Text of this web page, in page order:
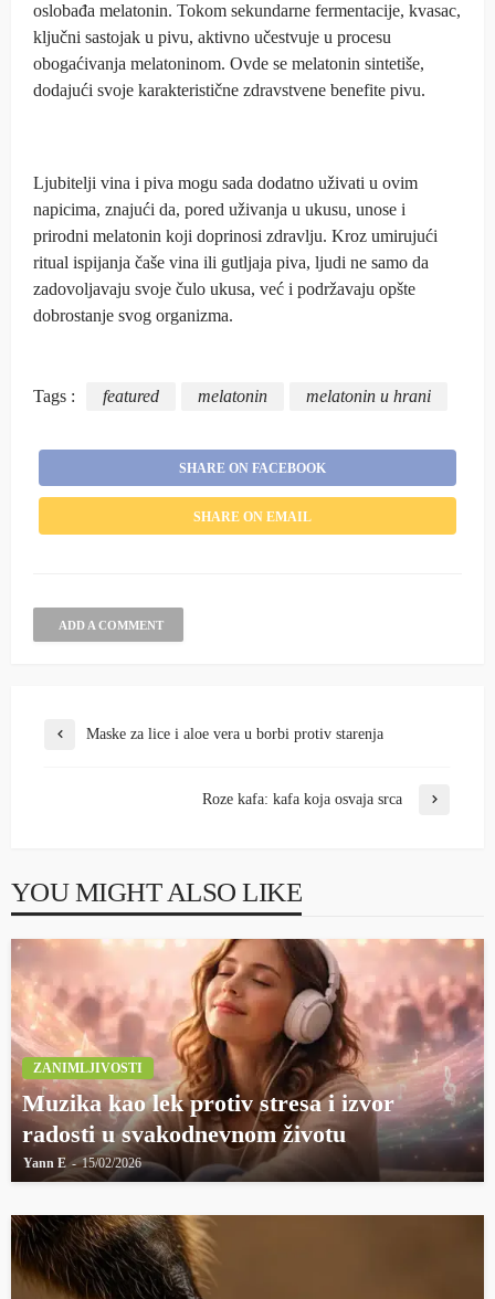
oslobađa melatonin. Tokom sekundarne fermentacije, kvasac,
ključni sastojak u pivu, aktivno učestvuje u procesu
obogaćivanja melatoninom. Ovde se melatonin sintetiše,
dodajući svoje karakteristične zdravstvene benefite pivu.
Ljubitelji vina i piva mogu sada dodatno uživati u ovim
napicima, znajući da, pored uživanja u ukusu, unose i
prirodni melatonin koji doprinosi zdravlju. Kroz umirujući
ritual ispijanja čaše vina ili gutljaja piva, ljudi ne samo da
zadovoljavaju svoje čulo ukusa, već i podržavaju opšte
dobrostanje svog organizma.
Tags : featured melatonin melatonin u hrani
SHARE ON FACEBOOK
SHARE ON EMAIL
ADD A COMMENT
Maske za lice i aloe vera u borbi protiv starenja
Roze kafa: kafa koja osvaja srca
YOU MIGHT ALSO LIKE
ZANIMLJIVOSTI
Muzika kao lek protiv stresa i izvor
radosti u svakodnevnom životu
Yann E 15/02/2026